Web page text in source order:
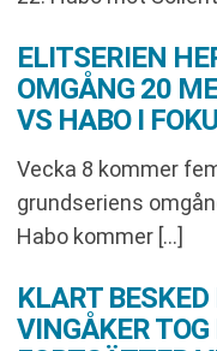
ELITSERIEN
OMGÅNG 20
VS HABO I
Vecka 8 kommer
grundseriens
Habo kommer […]
KLART
VINGÅKER